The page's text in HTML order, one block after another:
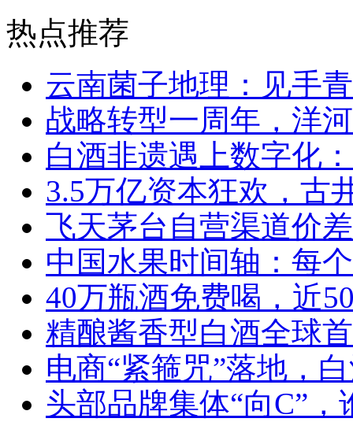
热点推荐
云南菌子地理：见手
战略转型一周年，洋
白酒非遗遇上数字化
3.5万亿资本狂欢，古
飞天茅台自营渠道价
中国水果时间轴：每
40万瓶酒免费喝，近
精酿酱香型白酒全球
电商“紧箍咒”落地，
头部品牌集体“向C”，